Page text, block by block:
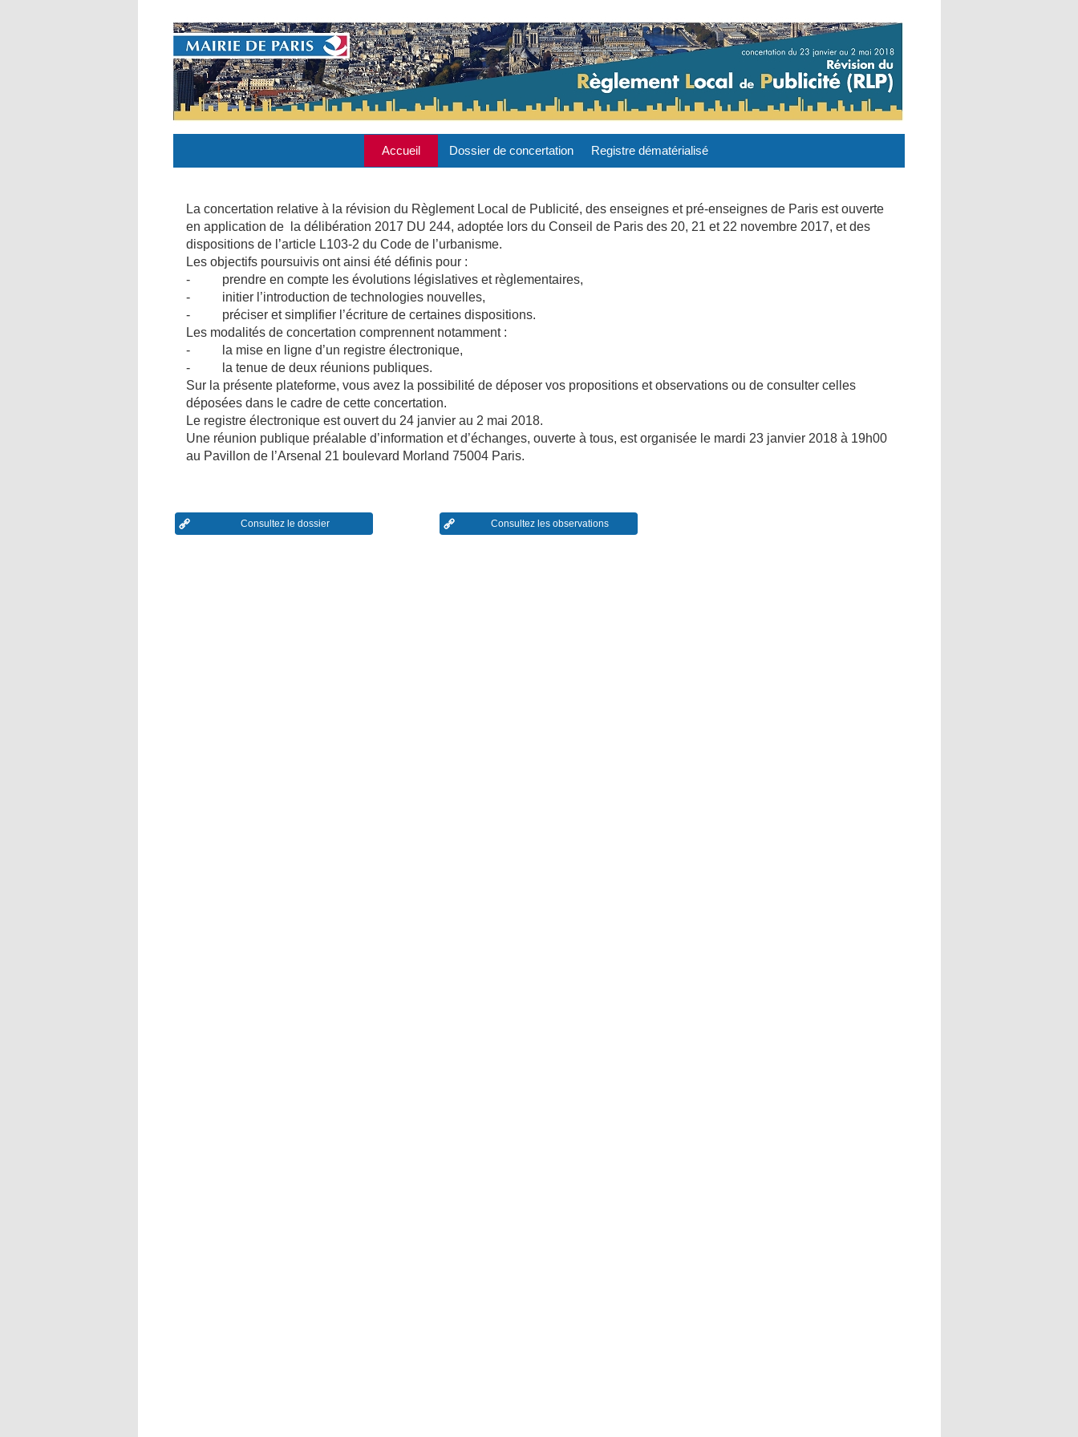
Registre dématérialisé
Accueil Dossier de concertation
La concertation relative à la révision du Règlement Local de Publicité, des enseignes et pré-enseignes de Paris est ouverte
en application de la délibération 2017 DU 244, adoptée lors du Conseil de Paris des 20, 21 et 22 novembre 2017, et des
dispositions de l’article L103-2 du Code de l’urbanisme.
Les objectifs poursuivis ont ainsi été définis pour :
- prendre en compte les évolutions législatives et règlementaires,
- initier l’introduction de technologies nouvelles,
- préciser et simplifier l’écriture de certaines dispositions.
Les modalités de concertation comprennent notamment :
- la mise en ligne d’un registre électronique,
- la tenue de deux réunions publiques.
Sur la présente plateforme, vous avez la possibilité de déposer vos propositions et observations ou de consulter celles
déposées dans le cadre de cette concertation.
Le registre électronique est ouvert du 24 janvier au 2 mai 2018.
Une réunion publique préalable d’information et d’échanges, ouverte à tous, est organisée le mardi 23 janvier 2018 à 19h00
au Pavillon de l’Arsenal 21 boulevard Morland 75004 Paris.
Consultez le dossier Consultez les observations